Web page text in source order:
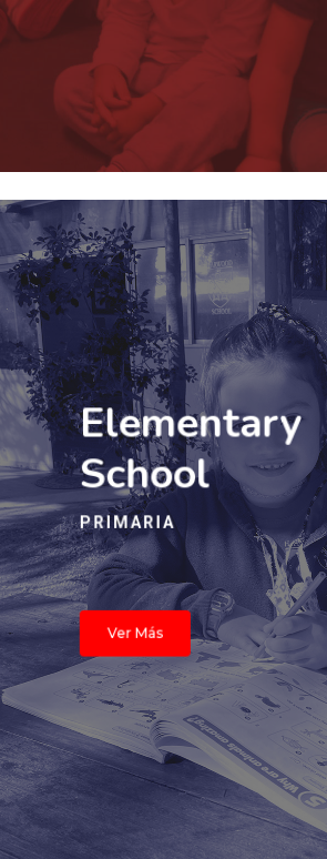
Elementary
School
PRIMARIA
Ver Más